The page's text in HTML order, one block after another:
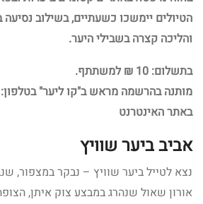
הטיולים יימשכו כשעתיים, בשילוב נסיעה
והליכה קצרה בשבילי היער.
בתשלום: 10 ₪ למשתתף.
באתר האינטרנט
אביב ביער שוויץ
נצא לטייל ביער שוויץ – נבקר במצפור,
אורון שאול שנהרג במבצע צוק איתן,